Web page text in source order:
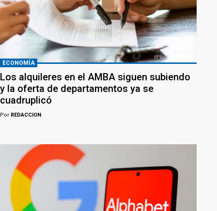
ECONOMÍA
Los alquileres en el AMBA siguen subiendo
y la oferta de departamentos ya se
cuadruplicó
Por REDACCION